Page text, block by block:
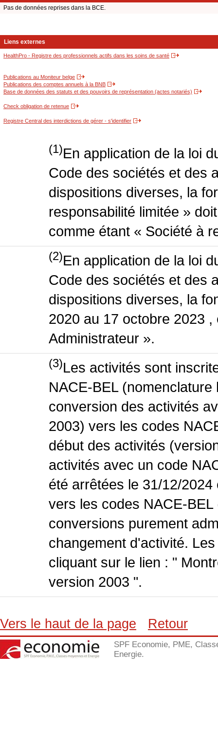
Pas de données reprises dans la BCE.
Liens externes
HealthPro - Registre des professionnels actifs dans les soins de santé
Publications au Moniteur belge
Publications des comptes annuels à la BNB
Base de données des statuts et des pouvoirs de représentation (actes notariés)
Check obligation de retenue
Registre Central des interdictions de gérer - s'identifier
(1)En application de la loi
Code des sociétés et des
dispositions diverses, la
responsabilité limitée »
comme étant « Société à
(2)En application de la loi
Code des sociétés et des
dispositions diverses, la
2020 au 17 octobre 2023
Administrateur ».
(3)Les activités sont
NACE-BEL
conversion des activités
2003) vers les codes
début des activités
activités avec un code
été arrêtées le 31/12/
vers les codes NACE-
conversions purement
changement d'activité.
cliquant sur le lien : "
version 2003 ".
Vers le haut de la page Retour
SPF Economie, PME,
Energie.